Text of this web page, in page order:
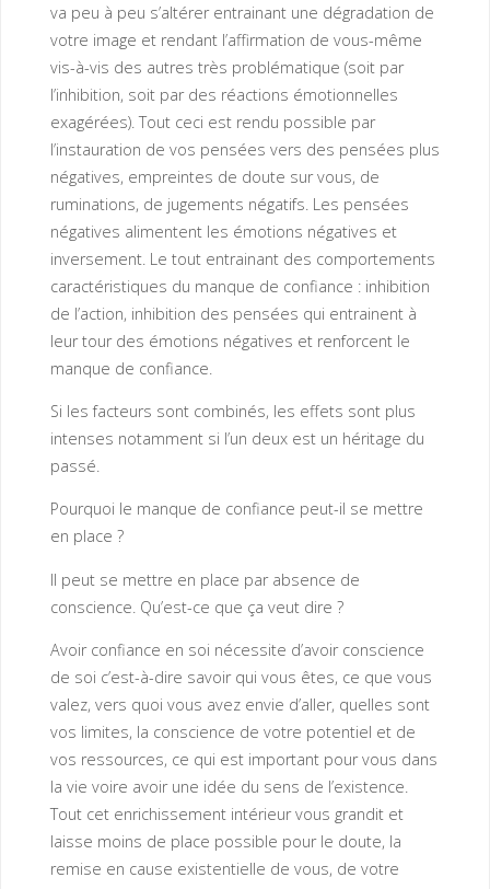
va peu à peu s’altérer entrainant une dégradation de
votre image et rendant l’affirmation de vous-même
vis-à-vis des autres très problématique (soit par
l’inhibition, soit par des réactions émotionnelles
exagérées). Tout ceci est rendu possible par
l’instauration de vos pensées vers des pensées plus
négatives, empreintes de doute sur vous, de
ruminations, de jugements négatifs. Les pensées
négatives alimentent les émotions négatives et
inversement. Le tout entrainant des comportements
caractéristiques du manque de confiance : inhibition
de l’action, inhibition des pensées qui entrainent à
leur tour des émotions négatives et renforcent le
manque de confiance.
Si les facteurs sont combinés, les effets sont plus
intenses notamment si l’un deux est un héritage du
passé.
Pourquoi le manque de confiance peut-il se mettre
en place ?
Il peut se mettre en place par absence de
conscience. Qu’est-ce que ça veut dire ?
Avoir confiance en soi nécessite d’avoir conscience
de soi c’est-à-dire savoir qui vous êtes, ce que vous
valez, vers quoi vous avez envie d’aller, quelles sont
vos limites, la conscience de votre potentiel et de
vos ressources, ce qui est important pour vous dans
la vie voire avoir une idée du sens de l’existence.
Tout cet enrichissement intérieur vous grandit et
laisse moins de place possible pour le doute, la
remise en cause existentielle de vous, de votre